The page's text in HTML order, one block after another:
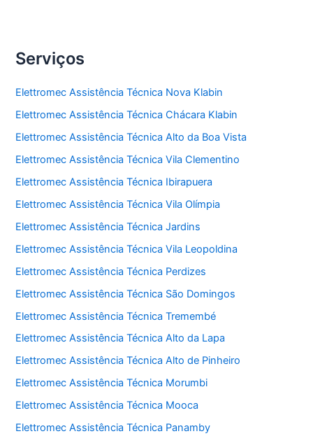
Serviços
Elettromec Assistência Técnica Nova Klabin
Elettromec Assistência Técnica Chácara Klabin
Elettromec Assistência Técnica Alto da Boa Vista
Elettromec Assistência Técnica Vila Clementino
Elettromec Assistência Técnica Ibirapuera
Elettromec Assistência Técnica Vila Olímpia
Elettromec Assistência Técnica Jardins
Elettromec Assistência Técnica Vila Leopoldina
Elettromec Assistência Técnica Perdizes
Elettromec Assistência Técnica São Domingos
Elettromec Assistência Técnica Tremembé
Elettromec Assistência Técnica Alto da Lapa
Elettromec Assistência Técnica Alto de Pinheiro
Elettromec Assistência Técnica Morumbi
Elettromec Assistência Técnica Mooca
Elettromec Assistência Técnica Panamby